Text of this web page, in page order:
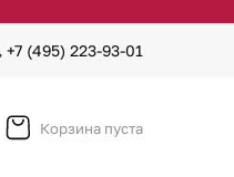
+7 (495) 223-93-01
Корзина пуста